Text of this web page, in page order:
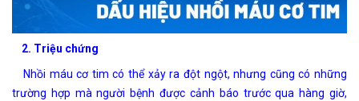
2. Triệu chứng
Nhồi máu cơ tim có thể xảy ra đột ngột, nhưng cũng có những
trường hợp mà người bệnh được cảnh báo trước qua hàng giờ,